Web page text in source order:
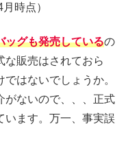
時点）
ッグも発売しているの
な販売はされておら
はないでしょうか。
がないので、、、正式
います。万一、事実誤